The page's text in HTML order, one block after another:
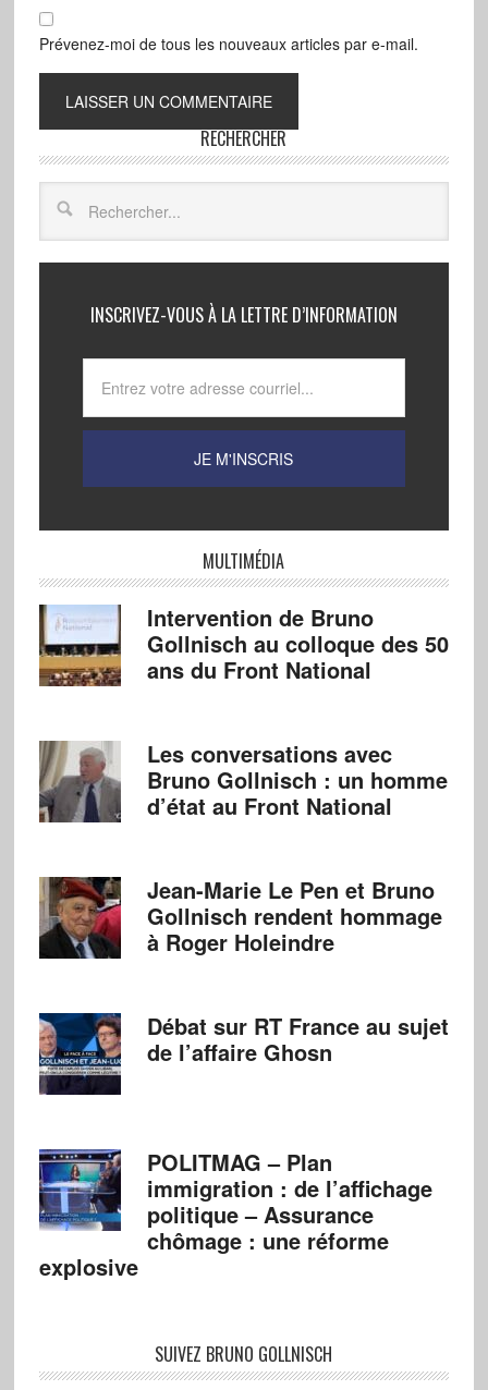
Prévenez-moi de tous les nouveaux articles par e-mail.
RECHERCHER
INSCRIVEZ-VOUS À LA LETTRE D’INFORMATION
MULTIMÉDIA
Intervention de Bruno
Gollnisch au colloque des 50
ans du Front National
Les conversations avec
Bruno Gollnisch : un homme
d’état au Front National
Jean-Marie Le Pen et Bruno
Gollnisch rendent hommage
à Roger Holeindre
Débat sur RT France au sujet
de l’affaire Ghosn
POLITMAG – Plan
immigration : de l’affichage
politique – Assurance
chômage : une réforme
explosive
SUIVEZ BRUNO GOLLNISCH